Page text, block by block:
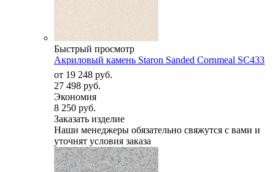
Быстрый просмотр
Акриловый камень Staron Sanded Cornmeal SC433
от 19 248 руб.
27 498 руб.
Экономия
8 250 руб.
Заказать изделие
Наши менеджеры обязательно свяжутся с вами и
уточнят условия заказа